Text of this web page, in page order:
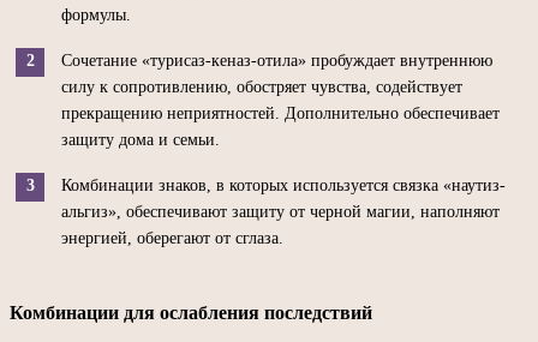
формулы.
Сочетание «турисаз-кеназ-отила» пробуждает внутреннюю
силу к сопротивлению, обостряет чувства, содействует
прекращению неприятностей. Дополнительно обеспечивает
защиту дома и семьи.
Комбинации знаков, в которых используется связка «наутиз-
альгиз», обеспечивают защиту от черной магии, наполняют
энергией, оберегают от сглаза.
Комбинации для ослабления последствий